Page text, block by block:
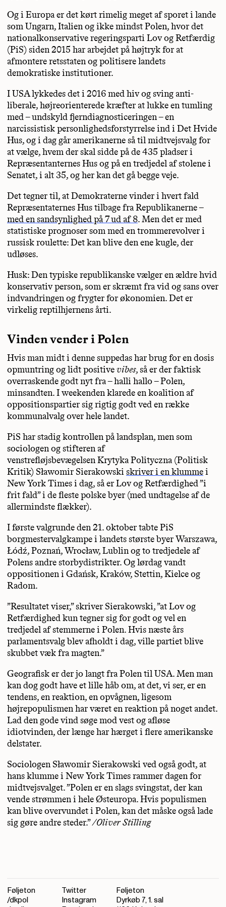
Og i Europa er det kørt rimelig meget af sporet i lande
som Ungarn, Italien og ikke mindst Polen, hvor det
nationalkonservative regeringsparti Lov og Retfærdig
(PiS) siden 2015 har arbejdet på højtryk for at
afmontere retsstaten og politisere landets
demokratiske institutioner.
I USA lykkedes det i 2016 med hiv og sving anti-
liberale, højreorienterede kræfter at lukke en tumling
med – undskyld fjerndiagnosticeringen – en
narcissistisk personlighedsforstyrrelse ind i Det Hvide
Hus, og i dag går amerikanerne så til midtvejsvalg for
at vælge, hvem der skal sidde på de 435 pladser i
Repræsentanternes Hus og på en tredjedel af stolene i
Senatet, i alt 35, og her kan det gå begge veje.
Det tegner til, at Demokraterne vinder i hvert fald
Repræsentaternes Hus tilbage fra Republikanerne –
med en sandsynlighed på 7 ud af 8. Men det er med
statistiske prognoser som med en trommerevolver i
russisk roulette: Det kan blive den ene kugle, der
udløses.
Husk: Den typiske republikanske vælger en ældre hvid
konservativ person, som er skræmt fra vid og sans over
indvandringen og frygter for økonomien. Det er
virkelig reptilhjernens årti.
Vinden vender i Polen
Hvis man midt i denne suppedas har brug for en dosis
opmuntring og lidt positivevibes, så er der faktisk
overraskende godt nyt fra – halli hallo – Polen,
minsandten. I weekenden klarede en koalition af
oppositionspartier sig rigtig godt ved en række
kommunalvalg over hele landet.
PiS har stadig kontrollen på landsplan, men som
sociologen og stifteren af
venstrefløjsbevægelsen Krytyka Polityczna (Politisk
Kritik) Sławomir Sierakowskiskriver i en klummei
New York Times i dag, så er Lov og Retfærdighed ”i
frit fald” i de fleste polske byer (med undtagelse af de
allermindste flækker).
I første valgrunde den 21. oktober tabte PiS
borgmestervalgkampe i landets største byer Warszawa,
Łódź, Poznań, Wrocław, Lublin og to tredjedele af
Polens andre storbydistrikter. Og lørdag vandt
oppositionen i Gdańsk, Kraków, Stettin, Kielce og
Radom.
”Resultatet viser,” skriver Sierakowski, ”at Lov og
Retfærdighed kun tegner sig for godt og vel en
tredjedel af stemmerne i Polen. Hvis næste års
parlamentsvalg blev afholdt i dag, ville partiet blive
skubbet væk fra magten.”
Geografisk er der jo langt fra Polen til USA. Men man
kan dog godt have et lille håb om, at det, vi ser, er en
tendens, en reaktion, en opvågnen, ligesom
højrepopulismen har været en reaktion på noget andet.
Lad den gode vind søge mod vest og afløse
idiotvinden, der længe har hærget i flere amerikanske
delstater.
Sociologen Sławomir Sierakowski ved også godt, at
hans klumme i New York Times rammer dagen for
midtvejsvalget. ”Polen er en slags svingstat, der kan
vende strømmen i hele Østeuropa. Hvis populismen
kan blive overvundet i Polen, kan det måske også lade
sig gøre andre steder.”/Oliver Stilling
Føljeton
/dkpol
Twitter
Instagram
Føljeton
Dyrkøb 7, 1. sal